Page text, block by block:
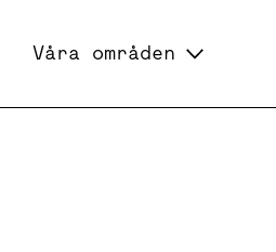
Våra områden